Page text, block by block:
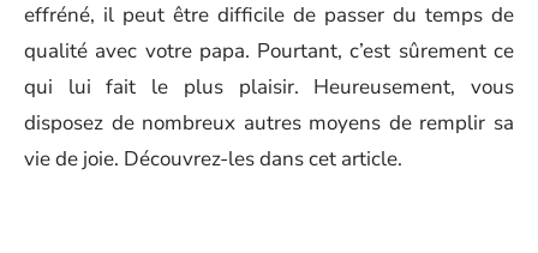
effréné, il peut être difficile de passer du temps de
qualité avec votre papa. Pourtant, c’est sûrement ce
qui lui fait le plus plaisir. Heureusement, vous
disposez de nombreux autres moyens de remplir sa
vie de joie. Découvrez-les dans cet article.